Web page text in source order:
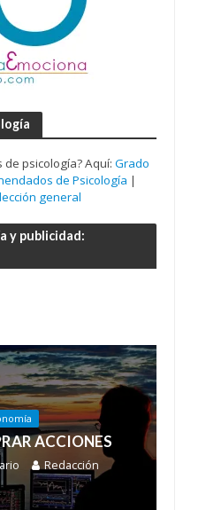
psicología? Aquí: Grado
de Psicología |
general
y publicidad:
ACCIONES
Redacción